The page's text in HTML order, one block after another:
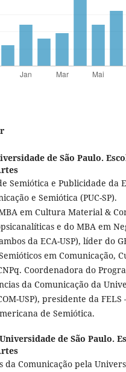
de São Paulo.
Semiótica e Publicidade da
e Semiótica (PUC-SP).
em Cultura Material &
e do MBA em
da ECA-USP), líder do
em Comunicação,
Coordenadora do
da Comunicação da
USP), presidente da FELS
de Semiótica.
Universidade de São Paulo.
da Comunicação pela